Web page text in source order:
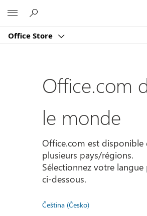
Office Store
Office.com
le monde
Office.com est disponible
plusieurs pays/régions.
Sélectionnez votre langue
ci-dessous.
Čeština (Česko)